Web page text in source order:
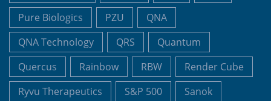
Pure Biologics
PZU
QNA
QNA Technology
QRS
Quantum
Quercus
Rainbow RBW
Render Cube
Ryvu Therapeutics
S&P 500
Sanok